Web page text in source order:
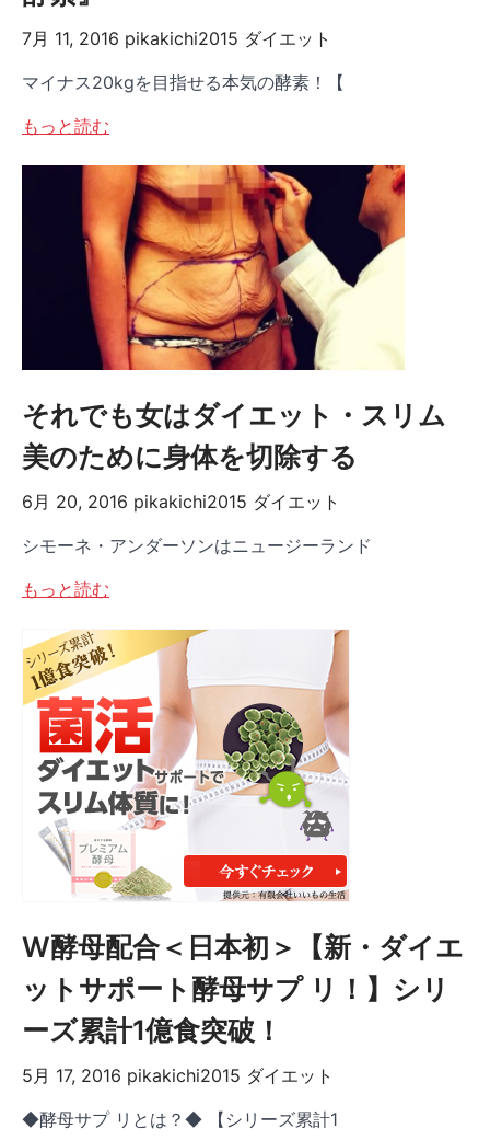
7月 11, 2016 pikakichi2015 ダイエット
マイナス20kgを目指せる本気の酵素！【
もっと読む
それでも女はダイエット・スリム
美のために身体を切除する
6月 20, 2016 pikakichi2015 ダイエット
シモーネ・アンダーソンはニュージーランド
もっと読む
W酵母配合＜日本初＞【新・ダイエ
ットサポート酵母サプ リ！】シリ
ーズ累計1億食突破！
5月 17, 2016 pikakichi2015 ダイエット
◆酵母サプ リとは？◆ 【シリーズ累計1